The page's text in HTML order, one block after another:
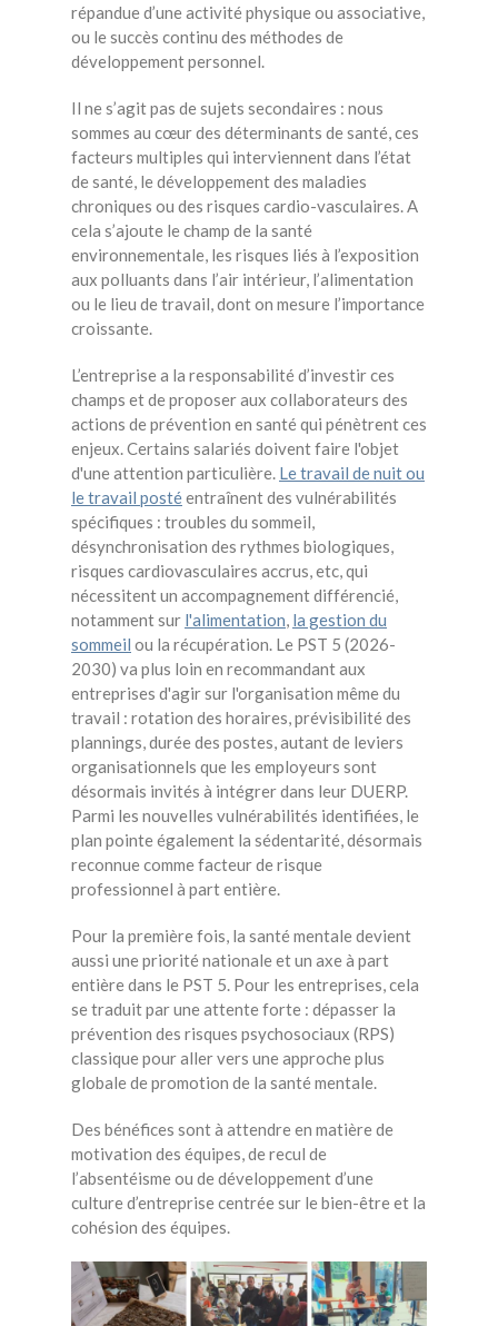
répandue d’une activité physique ou associative,
ou le succès continu des méthodes de
développement personnel.
Il ne s’agit pas de sujets secondaires : nous
sommes au cœur des déterminants de santé, ces
facteurs multiples qui interviennent dans l’état
de santé, le développement des maladies
chroniques ou des risques cardio-vasculaires. A
cela s’ajoute le champ de la santé
environnementale, les risques liés à l’exposition
aux polluants dans l’air intérieur, l’alimentation
ou le lieu de travail, dont on mesure l’importance
croissante.
L’entreprise a la responsabilité d’investir ces
champs et de proposer aux collaborateurs des
actions de prévention en santé qui pénètrent ces
enjeux.Certains salariés doivent faire l'objet
d'une attention particulière. Le travail de nuit ou
le travail postéentraînent des vulnérabilités
spécifiques : troubles du sommeil,
désynchronisation des rythmes biologiques,
risques cardiovasculaires accrus, etc, qui
nécessitent un accompagnement différencié,
notamment sur l'alimentation, la gestion du
sommeil ou la récupération. Le PST 5 (2026-
2030) va plus loin en recommandant aux
entreprises d'agir sur l'organisation même du
travail : rotation des horaires, prévisibilité des
plannings, durée des postes, autant de leviers
organisationnels que les employeurs sont
désormais invités à intégrer dans leur DUERP.
Parmi les nouvelles vulnérabilités identifiées, le
plan pointe également la sédentarité, désormais
reconnue comme facteur de risque
professionnel à part entière.
Pour la première fois, la santé mentale devient
aussi une priorité nationale et un axe à part
entière dans le PST 5. Pour les entreprises, cela
se traduit par une attente forte : dépasser la
prévention des risques psychosociaux (RPS)
classique pour aller vers une approche plus
globale de promotion de la santé mentale.
Des bénéfices sont à attendre en matière de
motivation des équipes, de recul de
l’absentéisme ou de développement d’une
culture d’entreprise centrée sur le bien-être et la
cohésion des équipes.